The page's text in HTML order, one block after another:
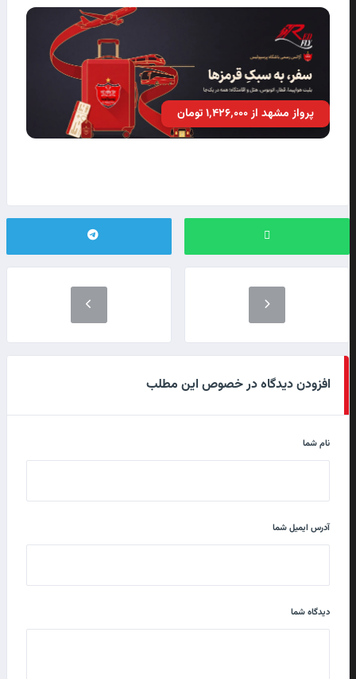
پرواز مشهد از ۱٬۴۲۶٬۰۰۰ تومان
افزودن دیدگاه در خصوص این مطلب
نام شما
آدرس ایمیل شما
دیدگاه شما